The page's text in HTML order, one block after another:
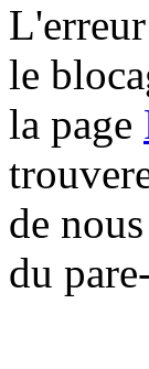
le
la page
de
du